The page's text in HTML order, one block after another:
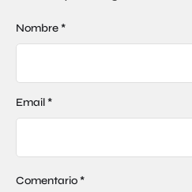
Comentario *
Nombre *
Email *